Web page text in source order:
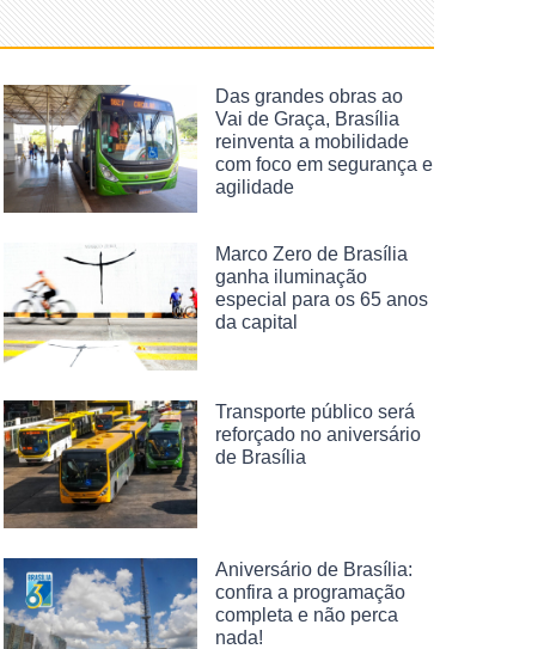
Das grandes obras ao
Vai de Graça, Brasília
reinventa a mobilidade
com foco em segurança e
agilidade
Marco Zero de Brasília
ganha iluminação
especial para os 65 anos
da capital
Transporte público será
reforçado no aniversário
de Brasília
Aniversário de Brasília:
confira a programação
completa e não perca
nada!